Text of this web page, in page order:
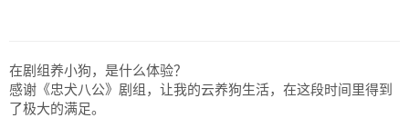
在剧组养小狗，是什么体验？
感谢《忠犬八公》剧组，让我的云养狗生活，在这段时间里得到
了极大的满足。